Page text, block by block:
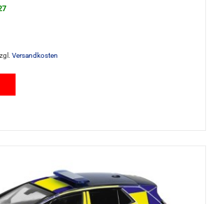
Versandkosten